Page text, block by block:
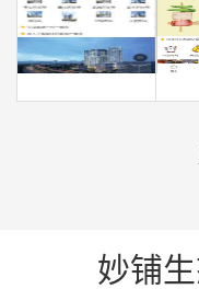
妙铺